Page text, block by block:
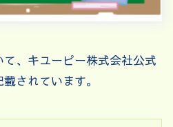
、キユーピー株式会社公式
されています。